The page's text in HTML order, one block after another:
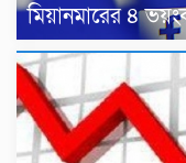
মিয়ানমারের ৪